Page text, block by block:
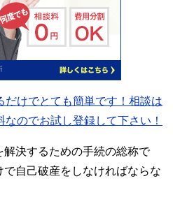
だけでとても簡単です！相談は
なのでお試し登録して下さい！
決するための手続の総称で
自己破産をしなければならな